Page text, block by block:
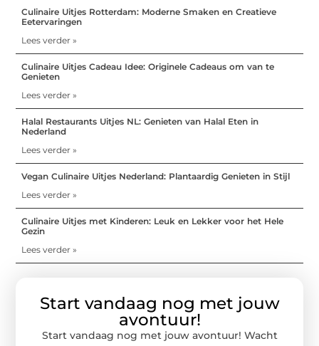
Culinaire Uitjes Rotterdam: Moderne Smaken en Creatieve
Eetervaringen
Lees verder »
Culinaire Uitjes Cadeau Idee: Originele Cadeaus om van te
Genieten
Lees verder »
Halal Restaurants Uitjes NL: Genieten van Halal Eten in
Nederland
Lees verder »
Vegan Culinaire Uitjes Nederland: Plantaardig Genieten in Stijl
Lees verder »
Culinaire Uitjes met Kinderen: Leuk en Lekker voor het Hele
Gezin
Lees verder »
Start vandaag nog met jouw
avontuur!
Start vandaag nog met jouw avontuur! Wacht